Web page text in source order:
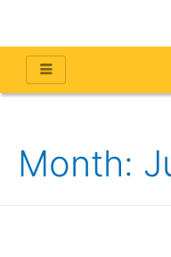
Month: